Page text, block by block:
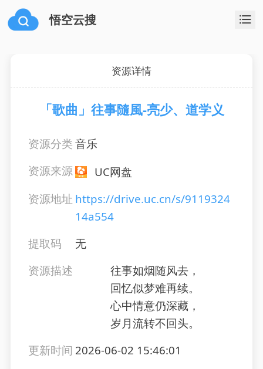
悟空云搜
资源详情
「歌曲」往事隨風-亮少、道学义
资源分类音乐
资源来源
UC网盘
资源地址 https://drive.uc.cn/s/9119324
14a554
提取码
无
资源描述
往事如烟随风去，
回忆似梦难再续。
心中情意仍深藏，
岁月流转不回头。
更新时间 2026-06-02 15:46:01